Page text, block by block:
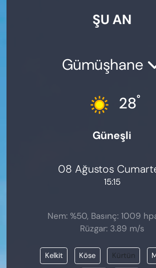
ŞU AN
Gümüşhane
28°
Güneşli
08 Ağustos
15:15
Nem: %50, Basınç: 1009
Rüzgar: 3.89 m/s
Kelkit Köse Kürtün
ÖZEL HABER
SİYASET
Haber Arşivi